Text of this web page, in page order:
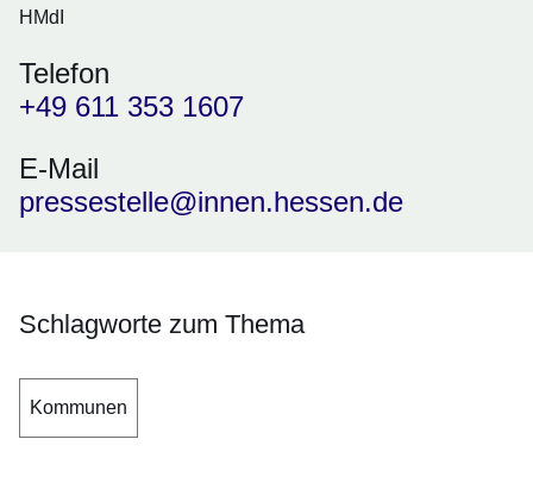
HMdI
Telefon
+49 611 353 1607
E-Mail
pressestelle@innen.hessen.de
Schlagworte zum Thema
Kommunen